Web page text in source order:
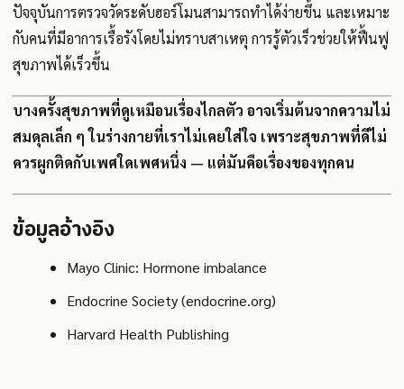
ปัจจุบันการตรวจวัดระดับฮอร์โมนสามารถทำได้ง่ายขึ้น และเหมาะ
กับคนที่มีอาการเรื้อรังโดยไม่ทราบสาเหตุ การรู้ตัวเร็วช่วยให้ฟื้นฟู
สุขภาพได้เร็วขึ้น
บางครั้งสุขภาพที่ดูเหมือนเรื่องไกลตัว อาจเริ่มต้นจากความไม่
สมดุลเล็ก ๆ ในร่างกายที่เราไม่เคยใส่ใจ เพราะสุขภาพที่ดีไม่
ควรผูกติดกับเพศใดเพศหนึ่ง — แต่มันคือเรื่องของทุกคน
ข้อมูลอ้างอิง
Mayo Clinic: Hormone imbalance
Endocrine Society (endocrine.org)
Harvard Health Publishing